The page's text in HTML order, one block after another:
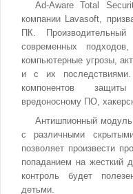
Ad-Aware Total
компании Lavasoft,
ПК.
современных
компьютерные угрозы,
и с их
компонентов защиты
вредоносному ПО,
Антишпионный
с различными
позволяет произвести
попаданием на жесткий
контроль будет
детьми.